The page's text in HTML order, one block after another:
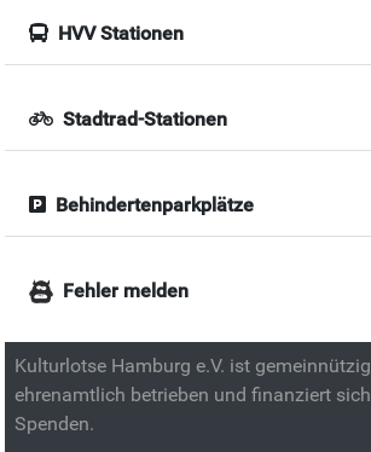
HVV Stationen
Stadtrad-Stationen
Behindertenparkplätze
Fehler melden
Kulturlotse Hamburg e.V. ist
ehrenamtlich betrieben und finanziert
Spenden.